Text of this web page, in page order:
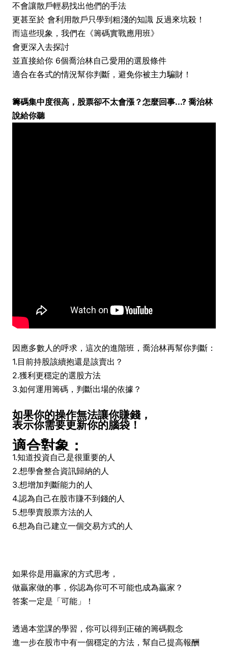
不會讓散戶輕易找出他們的手法
更甚至於 會利用散戶只學到粗淺的知識 反過來坑殺！
而這些現象，我們在《籌碼實戰應用班》
會更深入去探討
並直接給你 6個喬治林自己愛用的選股條件
適合在各式的情況幫你判斷，避免你被主力騙財！
籌碼集中度很高，股票卻不太會漲？怎麼回事...? 喬治林
說給你聽
因應多數人的呼求，這次的進階班，喬治林再幫你判斷：
1.目前持股該續抱還是該賣出？
2.獲利更穩定的選股方法
3.如何運用籌碼，判斷出場的依據？
如果你的操作無法讓你賺錢，
表示你需要更新你的腦袋！
適合對象：
1.知道投資自己是很重要的人
2.想學會整合資訊歸納的人
3.想增加判斷能力的人
4.認為自己在股市賺不到錢的人
5.想學賣股票方法的人
6.想為自己建立一個交易方式的人
如果你是用贏家的方式思考，
做贏家做的事，你認為你可不可能也成為贏家？
答案一定是「可能」！
透過本堂課的學習，你可以得到正確的籌碼觀念
進一步在股市中有一個穩定的方法，幫自己提高報酬